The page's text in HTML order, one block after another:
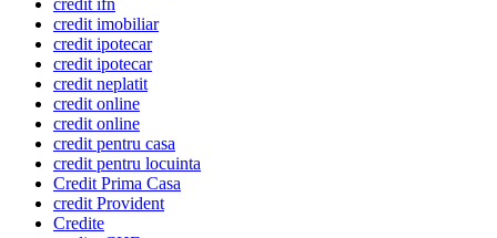
credit ifn
credit imobiliar
credit ipotecar
credit ipotecar
credit neplatit
credit online
credit online
credit pentru casa
credit pentru locuinta
Credit Prima Casa
credit Provident
Credite